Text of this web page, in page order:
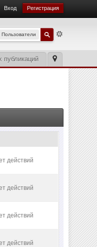
Вход Регистрация
Пользователи
публикаций
действий
действий
действий
действий